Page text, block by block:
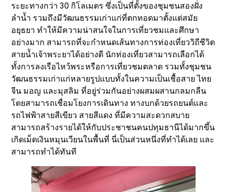
ระยะทางกว่า 30 กิโลเมตร ซึ่งเป็นที่ตั้งของชุมชนสองฝั่ง
ลำน้ำ รวมถึงมีวัฒนธรรมเก่าแก่ที่ตกทอดมาตั้งแต่สมัย
อยุธยา ทำให้มีความน่าสนใจในการเที่ยวชมและศึกษา
อย่างมาก สามารถที่จะกำหนดเส้นทางการท่องเที่ยววิถีชีวิต
สายน้ำเจ้าพระยาได้อย่างดี นักท่องเที่ยวสามารถเลือกได้
ทั้งการลงเรือไหว้พระหรือการเที่ยวชมตลาด รวมทั้งชุมชน
วัฒนธรรมเก่าแก่หลายรูปแบบทั้งในความเป็นเชื้อสาย ไทย
จีน มอญ และมุสลิม ที่อยู่ร่วมกันอย่างผสมผสานกลมกลืน
โดยสามารถเชื่อมโยงการเดินทาง ทางบกด้วยรถยนต์และ
รถไฟฟ้าสายสีเขียว สายสีแดง ที่มีความสะดวกสบาย
สามารถสร้างรายได้ให้กับประชาชนคนปทุมธานีได้มากขึ้น
เกิดเม็ดเงินหมุนเวียนในพื้นที่ นี่เป็นส่วนหนึ่งที่ทำได้เลย และ
สามารถทำได้ทันที